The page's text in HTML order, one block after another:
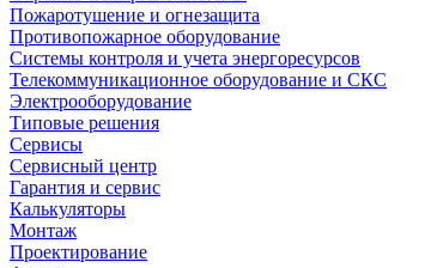
Пожаротушение и огнезащита
Противопожарное оборудование
Системы контроля и учета энергоресурсов
Телекоммуникационное оборудование и СКС
Электрооборудование
Типовые решения
Сервисы
Сервисный центр
Гарантия и сервис
Калькуляторы
Монтаж
Проектирование